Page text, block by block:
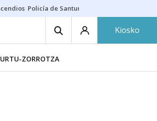
Policía de Santurtzi
Kiosko
ZORROTZA